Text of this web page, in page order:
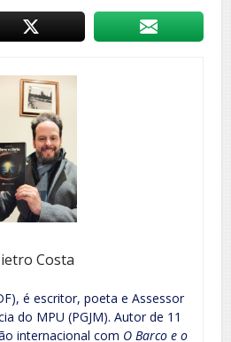
Costa
é escritor, poeta e Assessor
do MPU (PGJM). Autor de 11
internacional com O Barco e o